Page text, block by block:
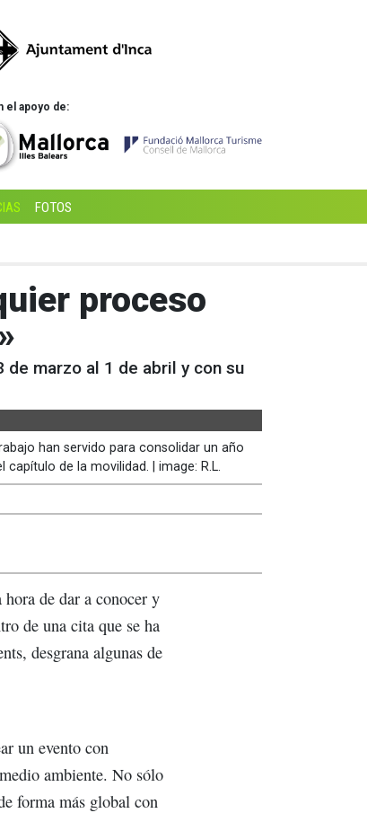
el apoyo de:
FOTOS
proceso
marzo al 1 de abril y con su
han servido para consolidar un año
de la movilidad. | image: R.L.
de dar a conocer y
de una cita que se ha
desgrana algunas de
un evento con
ambiente. No sólo
forma más global con